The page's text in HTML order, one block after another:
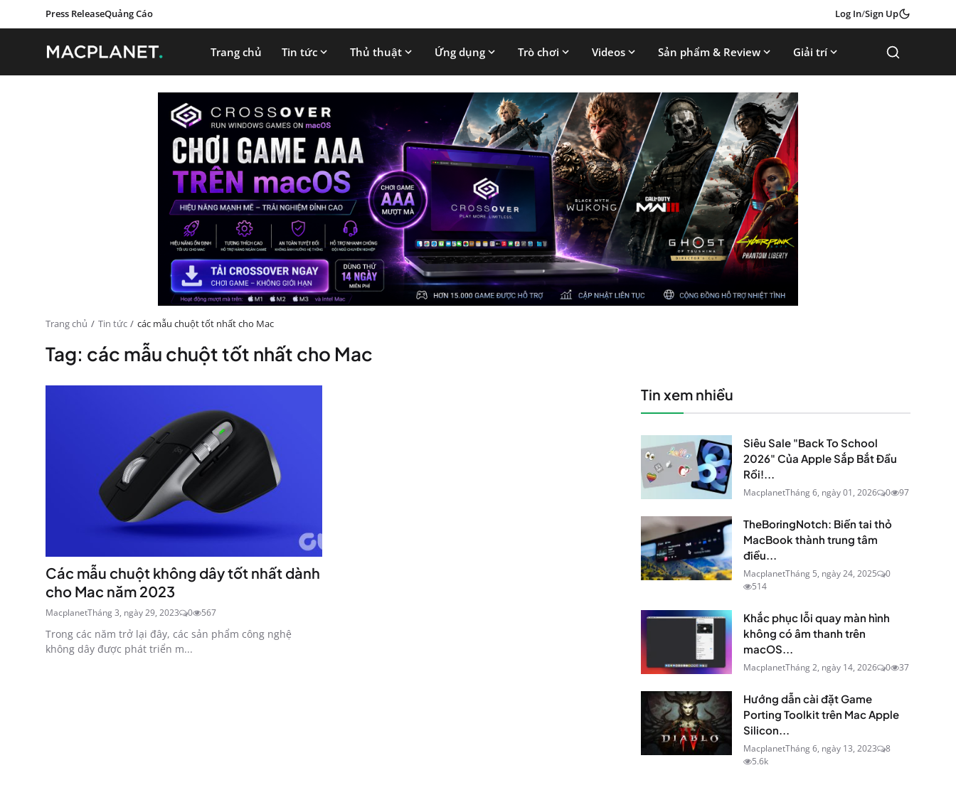
Press ReleaseQuảng Cáo Log In/Sign Up
Trang chủ Tin tức Thủ thuật Ứng dụng Trò chơi Videos Sản phẩm & Review Giải trí
Trang chủ Tin tức các mẫu chuột tốt nhất cho Mac
Tag: các mẫu chuột tốt nhất cho Mac
Các mẫu chuột không dây tốt nhất dành
cho Mac năm 2023
MacplanetTháng 3, ngày 29, 2023 0 567
Trong các năm trở lại đây, các sản phẩm công nghệ
không dây được phát triển m...
Tin xem nhiều
Siêu Sale "Back To School
2026" Của Apple Sắp Bắt Đầu
Rồi!...
MacplanetTháng 6, ngày 01, 2026 0 97
TheBoringNotch: Biến tai thỏ
MacBook thành trung tâm
điều...
MacplanetTháng 5, ngày 24, 2025
0
514
Khắc phục lỗi quay màn hình
không có âm thanh trên
macOS...
MacplanetTháng 2, ngày 14, 2026 0 37
Hướng dẫn cài đặt Game
Porting Toolkit trên Mac Apple
Silicon...
MacplanetTháng 6, ngày 13, 2023
8
5.6k